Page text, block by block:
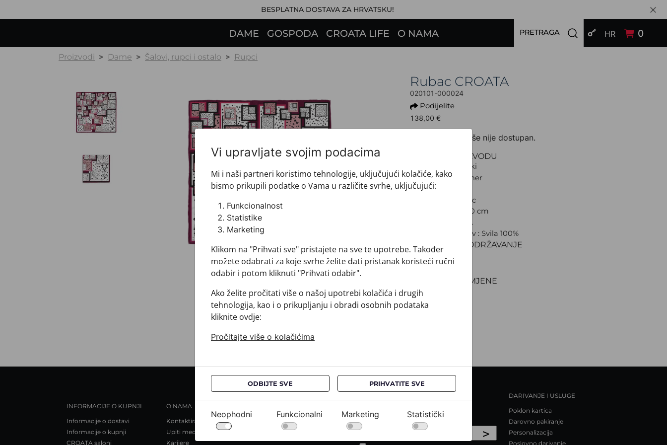
BESPLATNA DOSTAVA ZA HRVATSKU!
DAME GOSPODA CROATA LIFE O NAMA PRIJAVI SE
HR 0
PRETRAGA Open search modal
Proizvodi Dame Šalovi, rupci i ostalo Rupci
Rubac CROATA
020101-000024
Podijelite
138,00 €
Ovaj proizvod više nije dostupan.
+ INFO O PROIZVODU
Dezen: Tematski
Motiv: Dalmatiner
Boja: Ciklama
Proizvod: Rubac
Veličina: 90 x 90 cm
Brand: CROATA
Sirovinski sastav : Svila 100%
+ MATERIJAL I ODRŽAVANJE
+ DOSTAVA
+ POVRATI I ZAMJENE
INFORMACIJE O KUPNJI
Informacije o dostavi
Informacije o kupnji
CROATA saloni
O NAMA
Kontaktirajte nas
Upiti medija
Karijere
PRAVNE OBAVIJESTI
Uvjeti kupnje / FAQ
Pravila o privatnosti /
Ostanimo u kontaktu*
>
DARIVANJE I USLUGE
Poklon kartica
Darovno pakiranje
Personalizacija
Poslovno darivanje
Vi upravljate svojim podacima
Mi i naši partneri koristimo tehnologije, uključujući kolačiće, kako
bismo prikupili podatke o Vama u različite svrhe, uključujući:
Funkcionalnost
Statistike
Marketing
Klikom na "Prihvati sve" pristajete na sve te upotrebe. Također
možete odabrati za koje svrhe želite dati pristanak koristeći ručni
odabir i potom kliknuti "Prihvati odabir".
Ako želite pročitati više o našoj upotrebi kolačića i drugih
tehnologija, kao i o prikupljanju i obradi osobnih podataka
kliknite ovdje:
Pročitajte više o kolačićima
ODBIJTE SVE PRIHVATITE SVE
Neophodni Funkcionalni Marketing Statistički